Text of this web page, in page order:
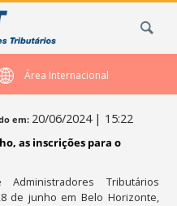
Área Internacional
em: 20/06/2024 | 15:22
as inscrições para o
Tributários
de junho em Belo Horizonte,